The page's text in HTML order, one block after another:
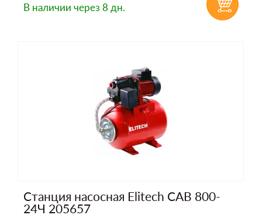
В наличии через 8 дн.
Станция насосная Elitech САВ 800-
24Ч 205657